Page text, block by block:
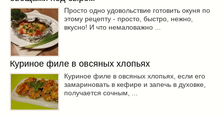
Просто одно удовольствие готовить окуня по
этому рецепту - просто, быстро, нежно,
вкусно! И что немаловажно ...
Куриное филе в овсяных хлопьях
Куриное филе в овсяных хлопьях, если его
замариновать в кефире и запечь в духовке,
получается сочным, ...